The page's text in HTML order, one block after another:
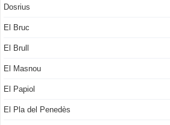
Dosrius
El Bruc
El Brull
El Masnou
El Papiol
El Pla del Penedès